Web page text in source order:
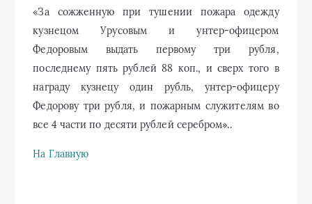
«За сожженную при тушении пожара одежду
кузнецом Урусовым и унтер-офицером
Федоровым выдать первому три рубля,
последнему пять рублей 88 коп., и сверх того в
награду кузнецу один рубль, унтер-офицеру
Федорову три рубля, и пожарным служителям во
все 4 части по десяти рублей серебром»..
На Главную